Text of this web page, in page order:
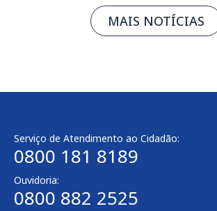
MAIS NOTÍCIAS
Serviço de Atendimento ao Cidadão:
0800 181 8189
Ouvidoria:
0800 882 2525​